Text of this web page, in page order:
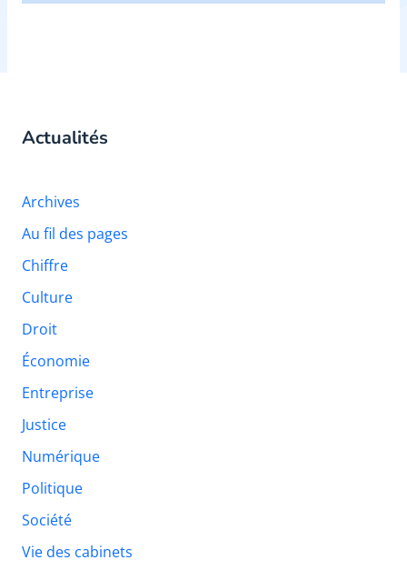
Actualités
Archives
Au fil des pages
Chiffre
Culture
Droit
Économie
Entreprise
Justice
Numérique
Politique
Société
Vie des cabinets